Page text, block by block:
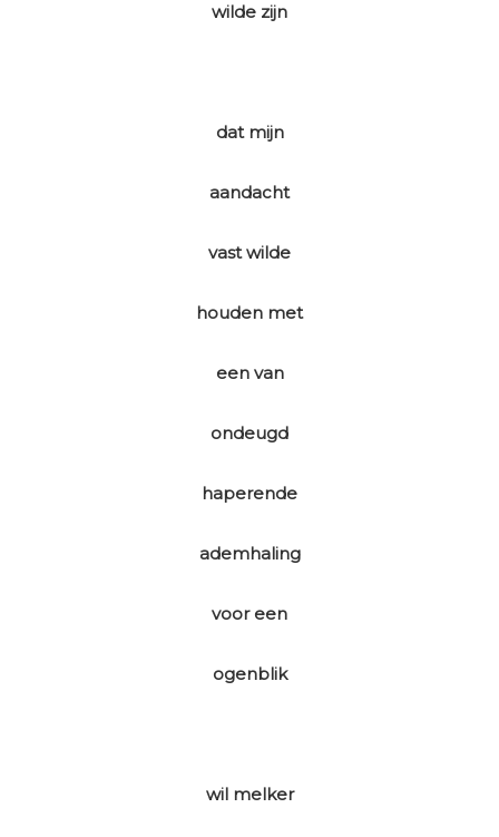
wilde zijn
dat mijn
aandacht
vast wilde
houden met
een van
ondeugd
haperende
ademhaling
voor een
ogenblik
wil melker